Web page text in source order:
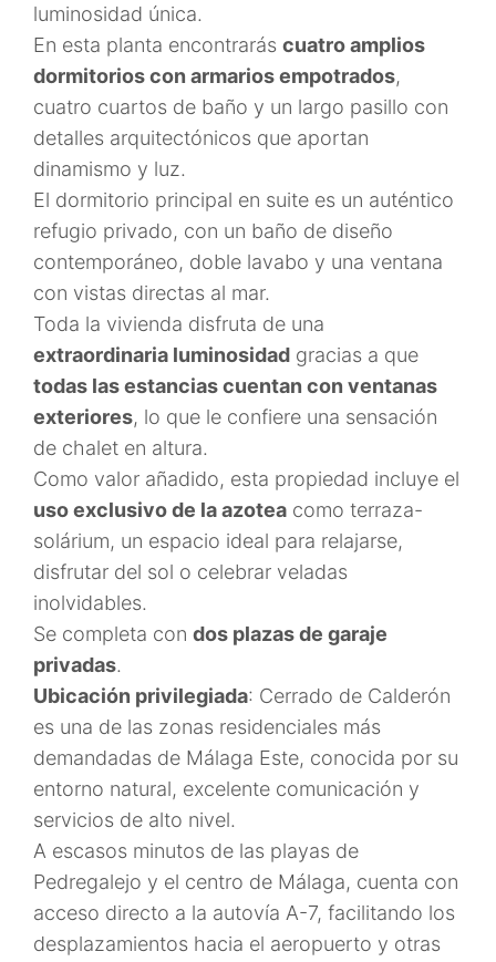
luminosidad única.
En esta planta encontrarás cuatro amplios
dormitorios con armarios empotrados,
cuatro cuartos de baño y un largo pasillo con
detalles arquitectónicos que aportan
dinamismo y luz.
El dormitorio principal en suite es un auténtico
refugio privado, con un baño de diseño
contemporáneo, doble lavabo y una ventana
con vistas directas al mar.
Toda la vivienda disfruta de una
extraordinaria luminosidad gracias a que
todas las estancias cuentan con ventanas
exteriores, lo que le confiere una sensación
de chalet en altura.
Como valor añadido, esta propiedad incluye el
uso exclusivo de la azotea como terraza-
solárium, un espacio ideal para relajarse,
disfrutar del sol o celebrar veladas
inolvidables.
Se completa con dos plazas de garaje
privadas.
Ubicación privilegiada: Cerrado de Calderón
es una de las zonas residenciales más
demandadas de Málaga Este, conocida por su
entorno natural, excelente comunicación y
servicios de alto nivel.
A escasos minutos de las playas de
Pedregalejo y el centro de Málaga, cuenta con
acceso directo a la autovía A-7, facilitando los
desplazamientos hacia el aeropuerto y otras